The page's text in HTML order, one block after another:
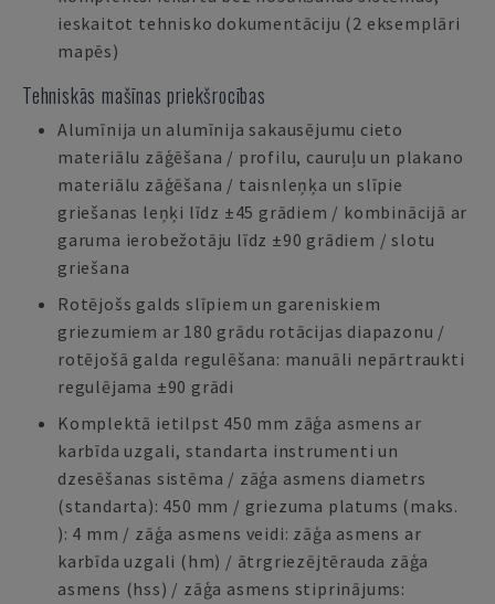
ieskaitot tehnisko dokumentāciju (2 eksemplāri
mapēs)
Tehniskās mašīnas priekšrocības
Alumīnija un alumīnija sakausējumu cieto
materiālu zāģēšana / profilu, cauruļu un plakano
materiālu zāģēšana / taisnleņķa un slīpie
griešanas leņķi līdz ±45 grādiem / kombinācijā ar
garuma ierobežotāju līdz ±90 grādiem / slotu
griešana
Rotējošs galds slīpiem un gareniskiem
griezumiem ar 180 grādu rotācijas diapazonu /
rotējošā galda regulēšana: manuāli nepārtraukti
regulējama ±90 grādi
Komplektā ietilpst 450 mm zāģa asmens ar
karbīda uzgali, standarta instrumenti un
dzesēšanas sistēma / zāģa asmens diametrs
(standarta): 450 mm / griezuma platums (maks.
): 4 mm / zāģa asmens veidi: zāģa asmens ar
karbīda uzgali (hm) / ātrgriezējtērauda zāģa
asmens (hss) / zāģa asmens stiprinājums: